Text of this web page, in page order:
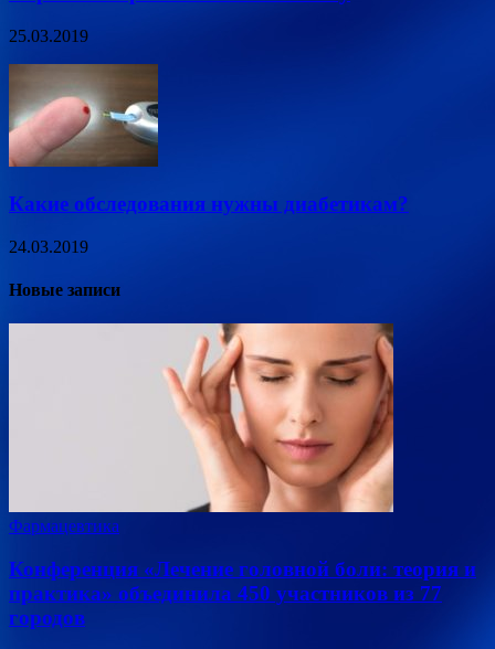
25.03.2019
Какие обследования нужны диабетикам?
24.03.2019
Новые записи
Фармацевтика
Конференция «Лечение головной боли: теория и
практика» объединила 450 участников из 77
городов